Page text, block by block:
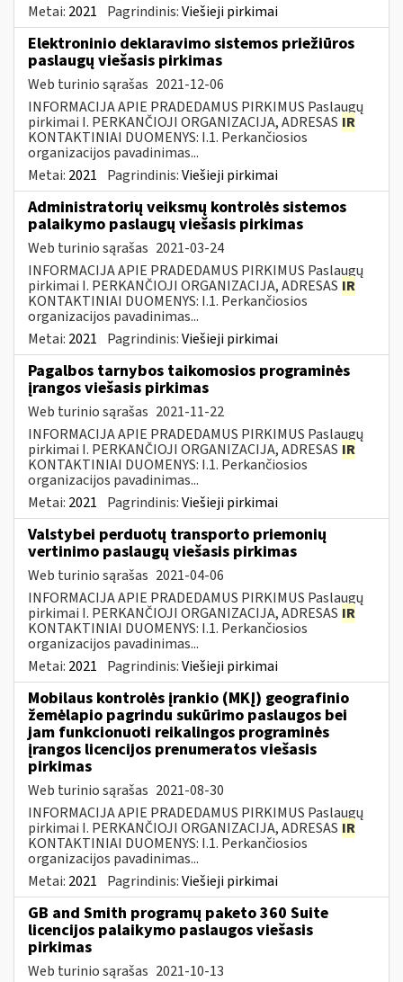
Metai: 2021 Pagrindinis:Viešieji pirkimai
Elektroninio deklaravimo sistemos priežiūros
paslaugų viešasis pirkimas
Web turinio sąrašas 2021-12-06
INFORMACIJA APIE PRADEDAMUS PIRKIMUS Paslaugų
pirkimai I. PERKANČIOJI ORGANIZACIJA, ADRESAS IR
KONTAKTINIAI DUOMENYS: I.1. Perkančiosios
organizacijos pavadinimas...
Metai: 2021 Pagrindinis:Viešieji pirkimai
Administratorių veiksmų kontrolės sistemos
palaikymo paslaugų viešasis pirkimas
Web turinio sąrašas 2021-03-24
INFORMACIJA APIE PRADEDAMUS PIRKIMUS Paslaugų
pirkimai I. PERKANČIOJI ORGANIZACIJA, ADRESAS IR
KONTAKTINIAI DUOMENYS: I.1. Perkančiosios
organizacijos pavadinimas...
Metai: 2021 Pagrindinis:Viešieji pirkimai
Pagalbos tarnybos taikomosios programinės
įrangos viešasis pirkimas
Web turinio sąrašas 2021-11-22
INFORMACIJA APIE PRADEDAMUS PIRKIMUS Paslaugų
pirkimai I. PERKANČIOJI ORGANIZACIJA, ADRESAS IR
KONTAKTINIAI DUOMENYS: I.1. Perkančiosios
organizacijos pavadinimas...
Metai: 2021 Pagrindinis:Viešieji pirkimai
Valstybei perduotų transporto priemonių
vertinimo paslaugų viešasis pirkimas
Web turinio sąrašas 2021-04-06
INFORMACIJA APIE PRADEDAMUS PIRKIMUS Paslaugų
pirkimai I. PERKANČIOJI ORGANIZACIJA, ADRESAS IR
KONTAKTINIAI DUOMENYS: I.1. Perkančiosios
organizacijos pavadinimas...
Metai: 2021 Pagrindinis:Viešieji pirkimai
Mobilaus kontrolės įrankio (MKĮ) geografinio
žemėlapio pagrindu sukūrimo paslaugos bei
jam funkcionuoti reikalingos programinės
įrangos licencijos prenumeratos viešasis
pirkimas
Web turinio sąrašas 2021-08-30
INFORMACIJA APIE PRADEDAMUS PIRKIMUS Paslaugų
pirkimai I. PERKANČIOJI ORGANIZACIJA, ADRESAS IR
KONTAKTINIAI DUOMENYS: I.1. Perkančiosios
organizacijos pavadinimas...
Metai: 2021 Pagrindinis:Viešieji pirkimai
GB and Smith programų paketo 360 Suite
licencijos palaikymo paslaugos viešasis
pirkimas
Web turinio sąrašas 2021-10-13